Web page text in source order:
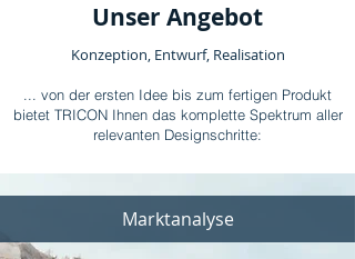
Unser Angebot
Konzeption, Entwurf, Realisation
... von der ersten Idee bis zum fertigen Produkt
bietet TRICON Ihnen das komplette Spektrum aller
relevanten Designschritte:
Marktanalyse